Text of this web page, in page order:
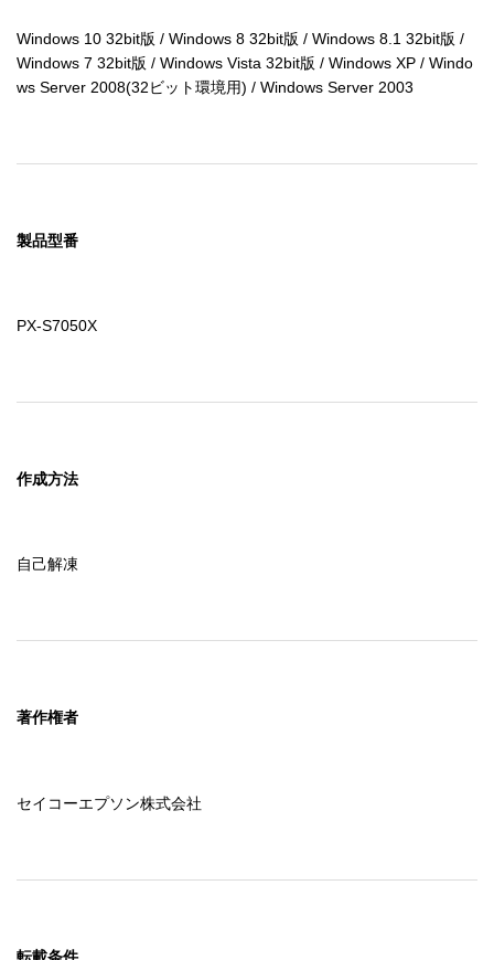
Windows 10 32bit版 / Windows 8 32bit版 / Windows 8.1 32bit版 /
Windows 7 32bit版 / Windows Vista 32bit版 / Windows XP / Windo
ws Server 2008(32ビット環境用) / Windows Server 2003
製品型番
PX-S7050X
作成方法
自己解凍
著作権者
セイコーエプソン株式会社
転載条件